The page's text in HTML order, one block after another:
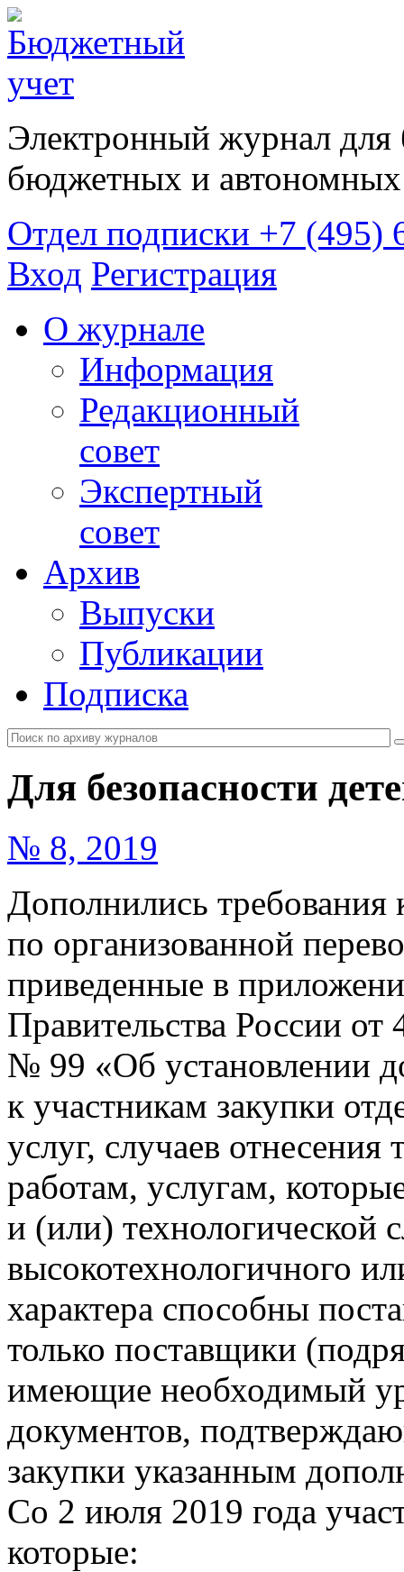
Электронный журнал для
бюджетных и
Отдел подписки +7 (495)
Вход Регистрация
О журнале
Информация
Редакционный
совет
Экспертный
совет
Архив
Выпуски
Публикации
Подписка
Для безопасности
№ 8, 2019
Дополнились требования
по организованной
приведенные в
Правительства России от
№ 99 «Об установлении
к участникам закупки
услуг, случаев отнесения
работам, услугам,
и (или) технологической
высокотехнологичного
характера способны
только поставщики
имеющие необходимый
документов,
закупки указанным
Со 2 июля 2019 года
которые: